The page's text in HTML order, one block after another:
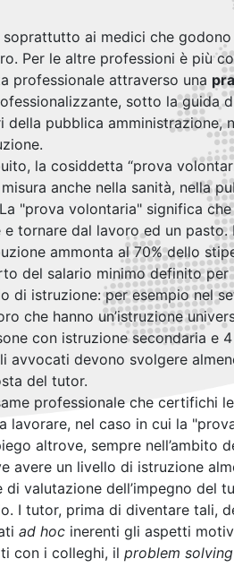
ai medici che
Per le altre professioni è più
professionale attraverso una
sotto la guida
pubblica amministrazione,
la cosiddetta “prova
anche nella sanità, nella
"prova volontaria" significa
tornare dal lavoro ed un pasto.
ammonta al 70% dello
del salario minimo definito per
di istruzione: per esempio nel
che hanno un’istruzione
con istruzione secondaria e
devono svolgere
del tutor.
professionale che certifichi
lavorare, nel caso in cui la
altrove, sempre nell’ambito
avere un livello di istruzione
valutazione dell’impegno del
I tutor, prima di diventare tali,
ad hocinerenti gli aspetti
con i colleghi, il problem solving